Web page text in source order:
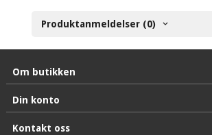
Produktanmeldelser (0)
Om butikken
Din konto
Kontakt oss